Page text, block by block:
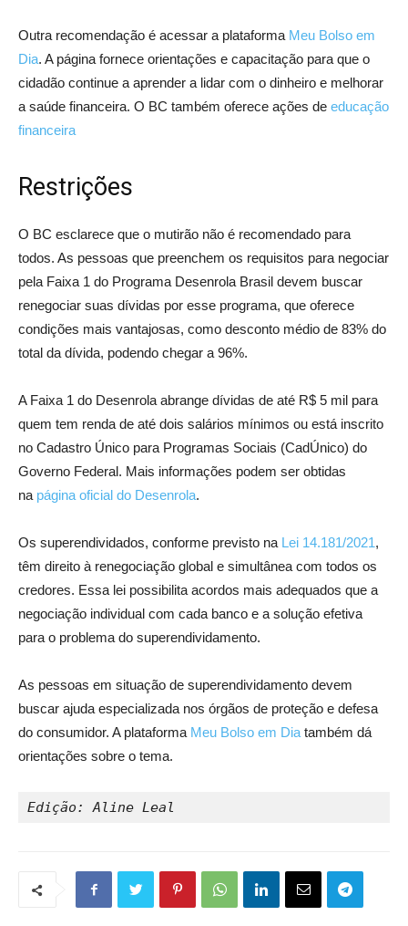
Outra recomendação é acessar a plataforma Meu Bolso em
Dia. A página fornece orientações e capacitação para que o
cidadão continue a aprender a lidar com o dinheiro e melhorar
a saúde financeira. O BC também oferece ações de educação
financeira
Restrições
O BC esclarece que o mutirão não é recomendado para
todos. As pessoas que preenchem os requisitos para negociar
pela Faixa 1 do Programa Desenrola Brasil devem buscar
renegociar suas dívidas por esse programa, que oferece
condições mais vantajosas, como desconto médio de 83% do
total da dívida, podendo chegar a 96%.
A Faixa 1 do Desenrola abrange dívidas de até R$ 5 mil para
quem tem renda de até dois salários mínimos ou está inscrito
no Cadastro Único para Programas Sociais (CadÚnico) do
Governo Federal. Mais informações podem ser obtidas
na página oficial do Desenrola.
Os superendividados, conforme previsto na Lei 14.181/2021,
têm direito à renegociação global e simultânea com todos os
credores. Essa lei possibilita acordos mais adequados que a
negociação individual com cada banco e a solução efetiva
para o problema do superendividamento.
As pessoas em situação de superendividamento devem
buscar ajuda especializada nos órgãos de proteção e defesa
do consumidor. A plataforma Meu Bolso em Dia também dá
orientações sobre o tema.
Edição: Aline Leal